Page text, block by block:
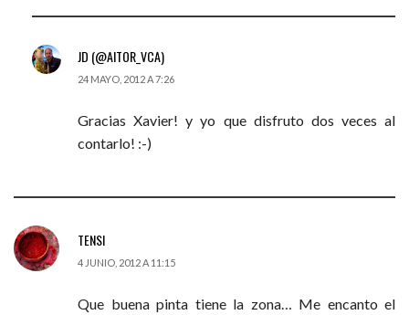
JD (@AITOR_VCA)
24 MAYO, 2012 A 7:26
Gracias Xavier! y yo que disfruto dos veces al
contarlo! :-)
TENSI
4 JUNIO, 2012 A 11:15
Que buena pinta tiene la zona… Me encanto el